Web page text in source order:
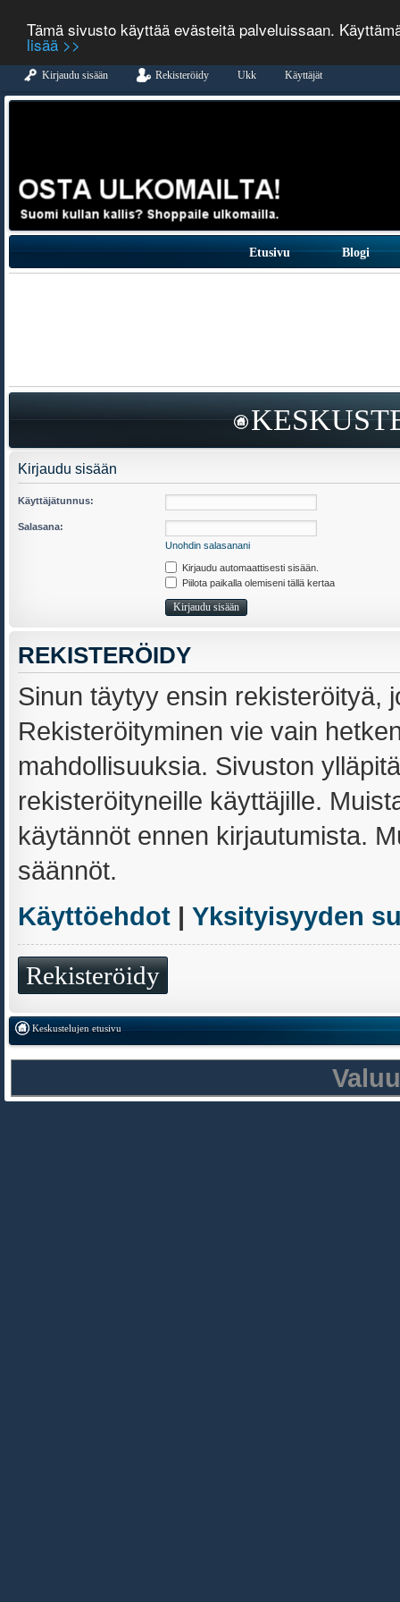
Tämä sivusto käyttää evästeitä palveluissaan.
lisää >>
Kirjaudu sisään Rekisteröidy Ukk Käyttäjät
Etusivu Blogi
Kirjaudu sisään
Käyttäjätunnus:
Salasana:
Unohdin salasanani
Kirjaudu automaattisesti sisään.
Piilota paikalla olemiseni tällä kertaa
REKISTERÖIDY
Sinun täytyy ensin rekisteröityä,
Rekisteröityminen vie vain
mahdollisuuksia. Sivuston
rekisteröityneille käyttäjille.
käytännöt ennen kirjautumista.
säännöt.
Käyttöehdot | Yksityisyyden
Rekisteröidy
Keskustelujen etusivu